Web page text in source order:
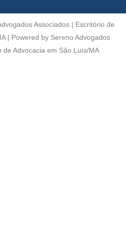
a
m
n
Associados | Escritório de
| Powered by Sereno Advogados
de Advocacia em São Luís/MA